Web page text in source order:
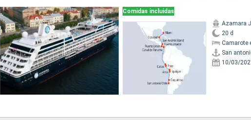
Comidas incluidas
Azamara
20 d
Camarote
San
10/03/